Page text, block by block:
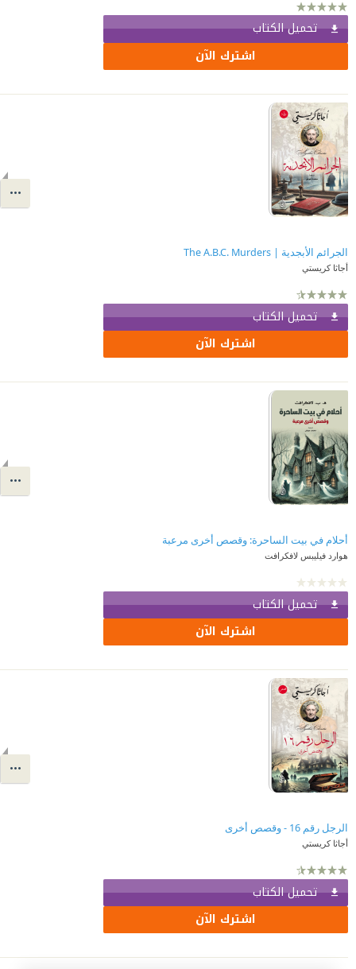
تحميل الكتاب
اشترك الآن
الجرائم الأبجدية | The A.B.C. Murders
أجاثا كريستي
تحميل الكتاب
اشترك الآن
أحلام في بيت الساحرة: وقصص أخرى مرعبة
هوارد فيليبس لافكرافت
تحميل الكتاب
اشترك الآن
الرجل رقم 16 - وقصص أخرى
أجاثا كريستي
تحميل الكتاب
اشترك الآن